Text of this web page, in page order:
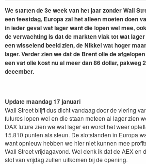
We starten de 3e week van het jaar zonder Wall
een feestdag, Europa zal het alleen moeten doen
in ieder geval wat lager want die lopen wel mee,
de verwachting is dat de markten vlak tot wat
een wisselend beeld zien, de Nikkei wat hoger
lager. Verder zien we dat de Brent olie de
een vat olie kost nu al meer dan 86 dollar, pakweg
december.
Update maandag 17 januari
Wall Street blijft dus dicht vandaag door de viering
futures lopen wel en die staan meteen al lager zien
DAX future zien we wat lager en wordt het weer
15.810 punten als steun. De slotstanden in Europa
want opnieuw hebben we hier niet kunnen mee
Wall Street vrijdagavond. Wel denk ik dat de AEX en
slot van vrijdag zullen uitkomen bij de opening.